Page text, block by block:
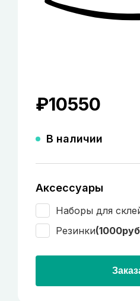
₽10550
В наличии
Аксессуары
Наборы для
Резинки